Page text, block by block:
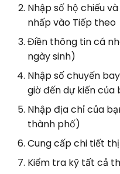
Nhập số hộ chiếu
nhấp vào Tiếp theo
Điền thông tin cá
ngày sinh)
Nhập số chuyến
giờ đến dự kiến của
Nhập địa chỉ của
thành phố)
Cung cấp chi tiết
Kiểm tra kỹ tất cả